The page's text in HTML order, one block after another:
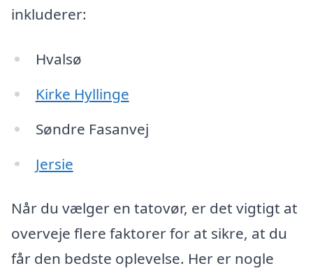
inkluderer:
Hvalsø
Kirke Hyllinge
Søndre Fasanvej
Jersie
Når du vælger en tatovør, er det vigtigt at
overveje flere faktorer for at sikre, at du
får den bedste oplevelse. Her er nogle